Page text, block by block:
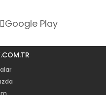
Google Play